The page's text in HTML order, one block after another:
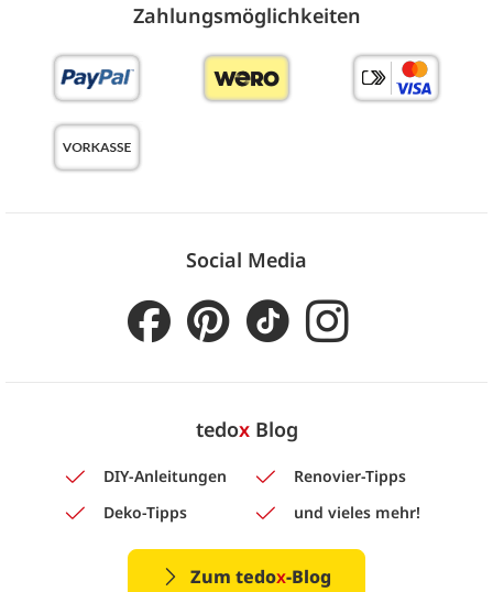
Zahlungs­möglich­keiten
Social Media
tedoxBlog
DIY-Anleitungen
Renovier-Tipps
Deko-Tipps
und vieles mehr!
Zum tedox-Blog